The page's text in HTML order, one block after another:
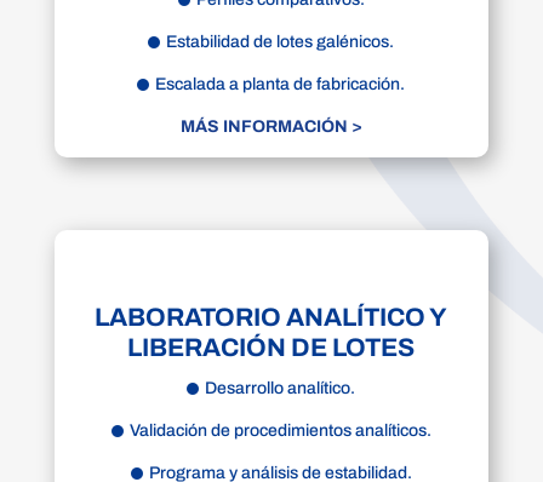
Estabilidad de lotes galénicos.
Escalada a planta de fabricación.
MÁS INFORMACIÓN >
LABORATORIO ANALÍTICO Y
LIBERACIÓN DE LOTES
Desarrollo analítico.
Validación de procedimientos analíticos.
Programa y análisis de estabilidad.